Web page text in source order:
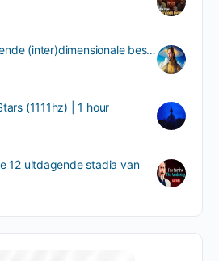
(inter)dimensionale bes…
(1111hz) | 1 hour
12 uitdagende stadia van